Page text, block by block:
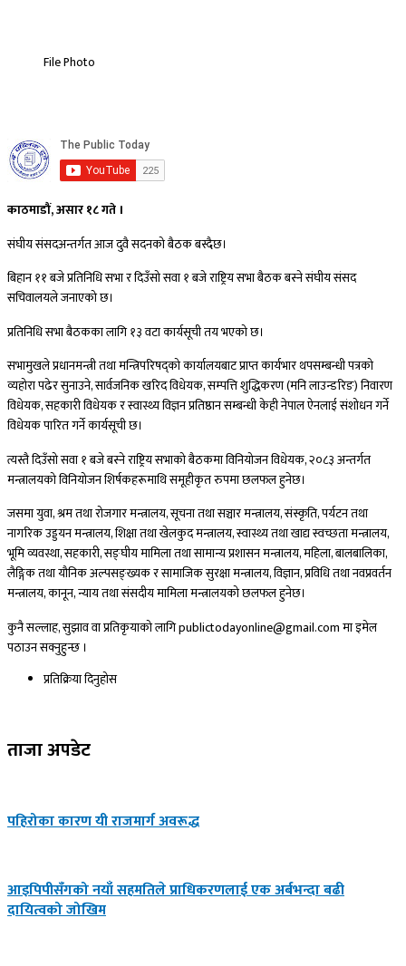
File Photo
काठमाडौं, असार १८ गते ।
संघीय संसदअन्तर्गत आज दुवै सदनको बैठक बस्दैछ।
बिहान ११ बजे प्रतिनिधि सभा र दिउँसो सवा १ बजे राष्ट्रिय सभा बैठक बस्ने संघीय संसद
सचिवालयले जनाएको छ।
प्रतिनिधि सभा बैठकका लागि १३ वटा कार्यसूची तय भएको छ।
सभामुखले प्रधानमन्त्री तथा मन्त्रिपरिषद्को कार्यालयबाट प्राप्त कार्यभार थपसम्बन्धी पत्रको
व्यहोरा पढेर सुनाउने, सार्वजनिक खरिद विधेयक, सम्पत्ति शुद्धिकरण (मनि लाउन्डरिङ) निवारण
विधेयक, सहकारी विधेयक र स्वास्थ्य विज्ञन प्रतिष्ठान सम्बन्धी केही नेपाल ऐनलाई संशोधन गर्ने
विधेयक पारित गर्ने कार्यसूची छ।
त्यस्तै दिउँसो सवा १ बजे बस्ने राष्ट्रिय सभाको बैठकमा विनियोजन विधेयक, २०८३ अन्तर्गत
मन्त्रालयको विनियोजन शिर्षकहरूमाथि समूहीकृत रुपमा छलफल हुनेछ।
जसमा युवा, श्रम तथा रोजगार मन्त्रालय, सूचना तथा सञ्चार मन्त्रालय, संस्कृति, पर्यटन तथा
नागरिक उड्डयन मन्त्रालय, शिक्षा तथा खेलकुद मन्त्रालय, स्वास्थ्य तथा खाद्य स्वच्छता मन्त्रालय,
भूमि व्यवस्था, सहकारी, सङ्घीय मामिला तथा सामान्य प्रशासन मन्त्रालय, महिला, बालबालिका,
लैङ्गिक तथा यौनिक अल्पसङ्ख्यक र सामाजिक सुरक्षा मन्त्रालय, विज्ञान, प्रविधि तथा नवप्रवर्तन
मन्त्रालय, कानून, न्याय तथा संसदीय मामिला मन्त्रालयको छलफल हुनेछ।
कुनै सल्लाह, सुझाव वा प्रतिकृयाको लागि publictodayonline@gmail.com मा इमेल
पठाउन सक्नुहुन्छ ।
प्रतिक्रिया दिनुहोस​
ताजा अपडेट
पहिरोका कारण यी राजमार्ग अवरूद्ध
आइपिपीसँगको नयाँ सहमतिले प्राधिकरणलाई एक अर्बभन्दा बढी
दायित्वको जोखिम